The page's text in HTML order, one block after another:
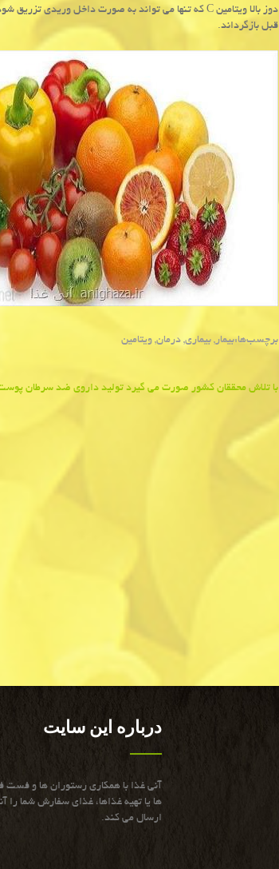
قبل بازگرداند.
برچسب‌ها:بیمار, بیماری, درمان, ویتامین
navigation
با تلاش محققان كشور صورت می گیرد تولید داروی ضد سرطان
درباره این سایت
آنی غذا با همكاری رستوران ها و فست
ها یا تهیه غذاها، غذای سفارش شما را
ارسال می كند.